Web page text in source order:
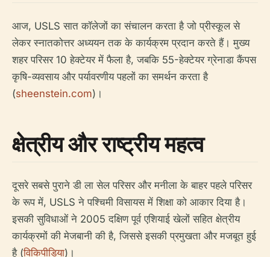
आज, USLS सात कॉलेजों का संचालन करता है जो प्रीस्कूल से
लेकर स्नातकोत्तर अध्ययन तक के कार्यक्रम प्रदान करते हैं। मुख्य
शहर परिसर 10 हेक्टेयर में फैला है, जबकि 55-हेक्टेयर ग्रेनाडा कैंपस
कृषि-व्यवसाय और पर्यावरणीय पहलों का समर्थन करता है
(sheenstein.com)।
क्षेत्रीय और राष्ट्रीय महत्व
दूसरे सबसे पुराने डी ला सेल परिसर और मनीला के बाहर पहले परिसर
के रूप में, USLS ने पश्चिमी विसायस में शिक्षा को आकार दिया है।
इसकी सुविधाओं ने 2005 दक्षिण पूर्व एशियाई खेलों सहित क्षेत्रीय
कार्यक्रमों की मेजबानी की है, जिससे इसकी प्रमुखता और मजबूत हुई
है (विकिपीडिया)।